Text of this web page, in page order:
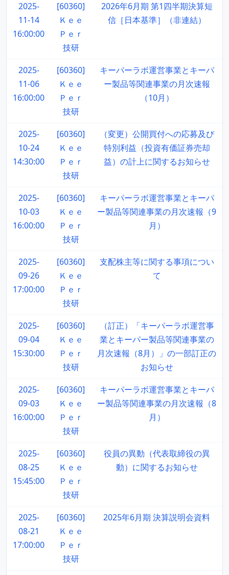
2025-
11-14
16:00:00
[60360]
Ｋｅｅ
Ｐｅｒ
技研
2026年6月期 第1四半期決算短
信［日本基準］（非連結）
2025-
11-06
16:00:00
[60360]
Ｋｅｅ
Ｐｅｒ
技研
キーパーラボ運営事業とキーパ
ー製品等関連事業の月次速報
（10月）
2025-
10-24
14:30:00
[60360]
Ｋｅｅ
Ｐｅｒ
技研
（変更）公開買付への応募及び
特別利益（投資有価証券売却
益）の計上に関するお知らせ
2025-
10-03
16:00:00
[60360]
Ｋｅｅ
Ｐｅｒ
技研
キーパーラボ運営事業とキーパ
ー製品等関連事業の月次速報（9
月）
2025-
09-26
17:00:00
[60360]
Ｋｅｅ
Ｐｅｒ
技研
支配株主等に関する事項につい
て
2025-
09-04
15:30:00
[60360]
Ｋｅｅ
Ｐｅｒ
技研
（訂正）「キーパーラボ運営事
業とキーパー製品等関連事業の
月次速報（8月）」の一部訂正の
お知らせ
2025-
09-03
16:00:00
[60360]
Ｋｅｅ
Ｐｅｒ
技研
キーパーラボ運営事業とキーパ
ー製品等関連事業の月次速報（8
月）
2025-
08-25
15:45:00
[60360]
Ｋｅｅ
Ｐｅｒ
技研
役員の異動（代表取締役の異
動）に関するお知らせ
2025-
08-21
17:00:00
[60360]
Ｋｅｅ
Ｐｅｒ
技研
2025年6月期 決算説明会資料